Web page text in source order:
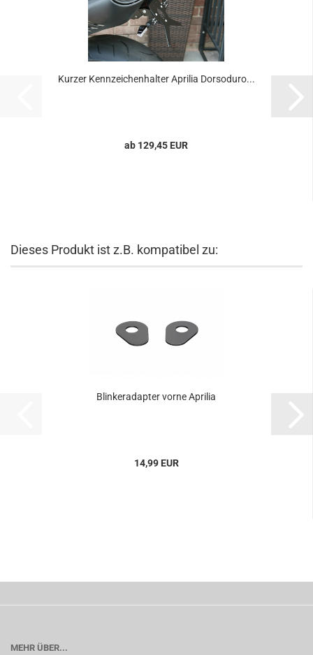
Kurzer Kennzeichenhalter Aprilia Dorsoduro...
ab 129,45 EUR
Dieses Produkt ist z.B. kompatibel zu:
Blinkeradapter vorne Aprilia
14,99 EUR
MEHR ÜBER...